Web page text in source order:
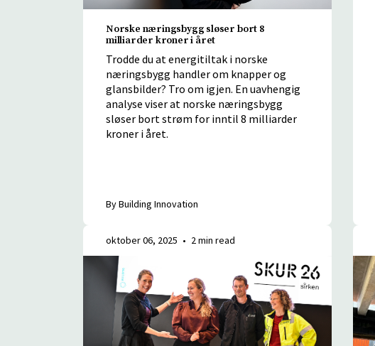
Norske næringsbygg sløser bort 8
milliarder kroner i året
Trodde du at energitiltak i norske
næringsbygg handler om knapper og
glansbilder? Tro om igjen. En uavhengig
analyse viser at norske næringsbygg
sløser bort strøm for inntil 8 milliarder
kroner i året.
By Building Innovation
oktober 06, 2025 • 2 min read